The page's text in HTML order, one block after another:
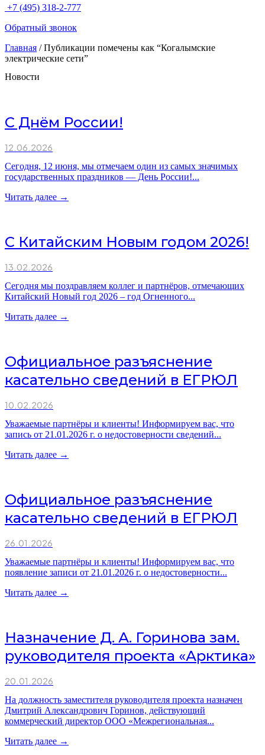
+7 (495) 318-2-777
Обратный звонок
Главная / Публикации помечены как “Когалымские
электрические сети”
Новости
С Днём России!
12.06.2026
Сегодня, 12 июня, мы отмечаем один из самых значимых
государственных праздников — День России!...
Читать далее →
С Китайским Новым годом 2026!
13.02.2026
Сегодня мы поздравляем коллег и партнёров, отмечающих
Китайский Новый год 2026 – год Огненного...
Читать далее →
Официальное разъяснение
касательно сведений в ЕГРЮЛ
10.02.2026
Уважаемые партнёры и клиенты! Информируем вас, что
запись от 21.01.2026 г. о недостоверности сведений...
Читать далее →
Официальное разъяснение
касательно сведений в ЕГРЮЛ
26.01.2026
Уважаемые партнёры и клиенты! Информируем вас, что
появление записи от 21.01.2026 г. о недостоверности...
Читать далее →
Назначение Д. А. Горинова зам.
руководителя проекта «Арктика»
20.01.2026
На должность заместителя руководителя проекта назначен
Дмитрий Александрович Горинов, действующий
коммерческий директор ООО «Межрегиональная...
Читать далее →